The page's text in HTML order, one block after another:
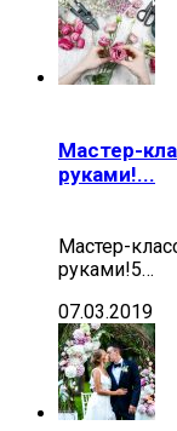
Мастер-
руками!...
Мастер-
руками!5…
07.03.2019